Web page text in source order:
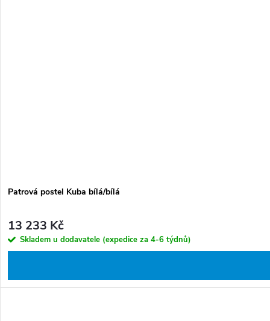
Patrová postel Kuba bílá/bílá
13 233 Kč
Skladem u dodavatele (expedice za 4-6 týdnů)